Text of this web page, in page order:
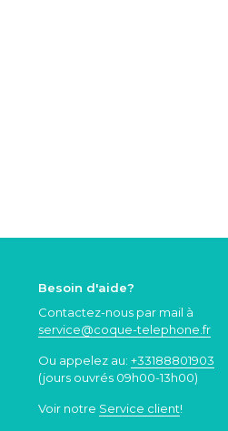
Besoin d'aide?
Contactez-nous par mail à
service@coque-telephone.fr
Ou appelez au: +33188801903
(jours ouvrés 09h00-13h00)
Voir notre Service client!